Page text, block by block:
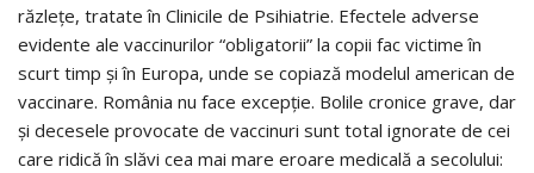
răzleţe, tratate în Clinicile de Psihiatrie. Efectele adverse
evidente ale vaccinurilor “obligatorii” la copii fac victime în
scurt timp şi în Europa, unde se copiază modelul american de
vaccinare. România nu face excepţie. Bolile cronice grave, dar
şi decesele provocate de vaccinuri sunt total ignorate de cei
care ridică în slăvi cea mai mare eroare medicală a secolului: